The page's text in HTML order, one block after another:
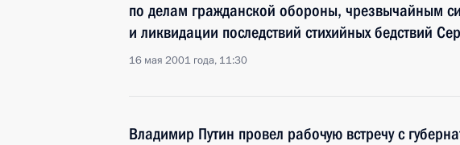
по делам гражданской обороны, чрезвычайным
и ликвидации последствий стихийных бедствий
16 мая 2001 года, 11:30
Владимир Путин провел рабочую встречу с